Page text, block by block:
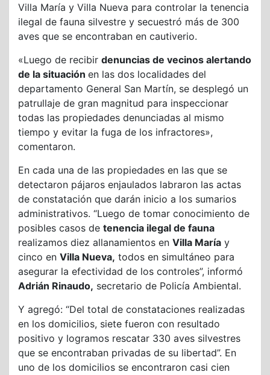
Villa María y Villa Nueva para controlar la tenencia
ilegal de fauna silvestre y secuestró más de 300
aves que se encontraban en cautiverio.
«Luego de recibir denuncias de vecinos alertando
de la situación en las dos localidades del
departamento General San Martín, se desplegó un
patrullaje de gran magnitud para inspeccionar
todas las propiedades denunciadas al mismo
tiempo y evitar la fuga de los infractores»,
comentaron.
En cada una de las propiedades en las que se
detectaron pájaros enjaulados labraron las actas
de constatación que darán inicio a los sumarios
administrativos. “Luego de tomar conocimiento de
posibles casos de tenencia ilegal de fauna
realizamos diez allanamientos en Villa María y
cinco en Villa Nueva, todos en simultáneo para
asegurar la efectividad de los controles”, informó
Adrián Rinaudo, secretario de Policía Ambiental.
Y agregó: “Del total de constataciones realizadas
en los domicilios, siete fueron con resultado
positivo y logramos rescatar 330 aves silvestres
que se encontraban privadas de su libertad”. En
uno de los domicilios se encontraron casi cien